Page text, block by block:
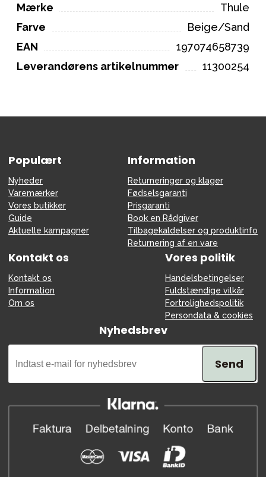
Mærke
Thule
Farve
Beige/Sand
EAN
197074658739
Leverandørens artikelnummer
11300254
Populært
Nyheder
Varemærker
Vores butikker
Guide
Aktuelle kampagner
Information
Returneringer og klager
Fødselsgaranti
Prisgaranti
Book en Rådgiver
Tilbagekaldelser og produktinfo
Returnering af en vare
Kontakt os
Kontakt os
Information
Om os
Vores politik
Handelsbetingelser
Fuldstændige vilkår
Fortrolighedspolitik
Persondata & cookies
Nyhedsbrev
Send